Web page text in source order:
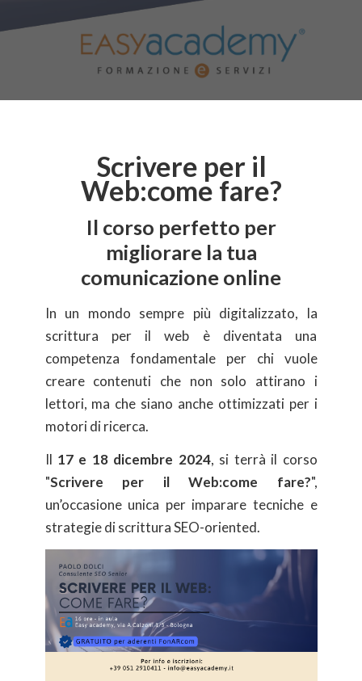
Scrivere per il
Web:come fare?
Il corso perfetto per
migliorare la tua
comunicazione online
In un mondo sempre più digitalizzato, la
scrittura per il web è diventata una
competenza fondamentale per chi vuole
creare contenuti che non solo attirano i
lettori, ma che siano anche ottimizzati per i
motori di ricerca.
Il 17 e 18 dicembre 2024, si terrà il corso
"Scrivere per il Web:come fare?",
un’occasione unica per imparare tecniche e
strategie di scrittura SEO-oriented.